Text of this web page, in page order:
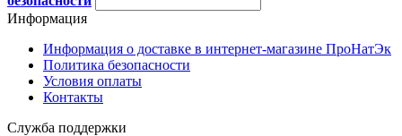
Информация
Информация о доставке в интернет-магазине ПроНатЭк
Политика безопасности
Условия оплаты
Контакты
Служба поддержки